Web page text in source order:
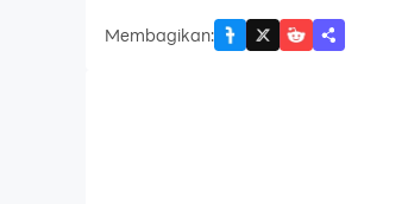
Membagikan: